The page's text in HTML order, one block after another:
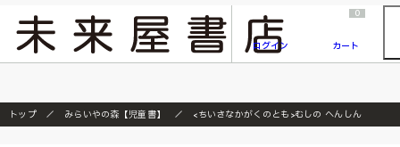
『ONE PIECE magazine 021 ONE PIECEカード付き同梱版』発売延期のご案内
ログイン
0
カート
トップ みらいやの森【児童書】 <ちいさなかがくのとも>むしの へんしん